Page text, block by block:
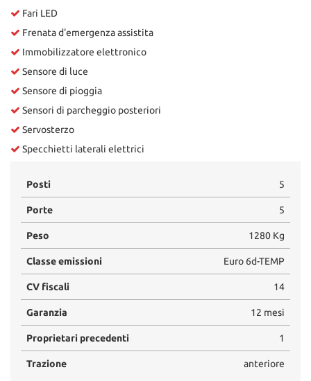
Fari LED
Frenata d'emergenza assistita
Immobilizzatore elettronico
Sensore di luce
Sensore di pioggia
Sensori di parcheggio posteriori
Servosterzo
Specchietti laterali elettrici
Posti 5
Porte 5
Peso 1280 Kg
Classe emissioni Euro 6d-TEMP
CV fiscali 14
Garanzia 12 mesi
Proprietari precedenti 1
Trazione anteriore